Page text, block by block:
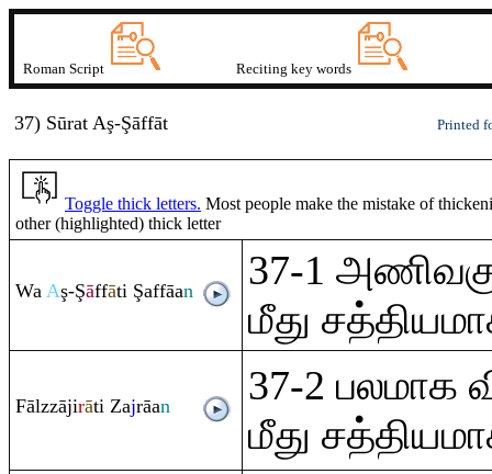
Roman Script Reciting key words
37) Sūrat Aş-Şāffāt Printed
Toggle thick letters. Most people make the mistake of
other (highlighted) thick letter
Wa Aş-Şāffāti Şaffāan
37-1
மீது
Fālzzājirāti Zajrāan
37-2 பலமாக
மீது